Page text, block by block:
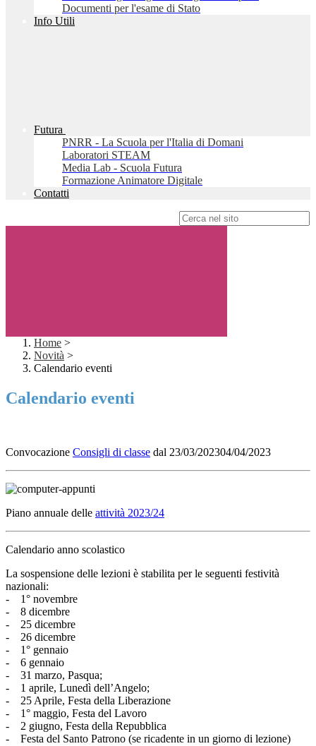
Documenti per l'esame di Stato
Info Utili
Futura
PNRR - La Scuola per l'Italia di Domani
Laboratori STEAM
Media Lab - Scuola Futura
Formazione Animatore Digitale
Contatti
Home >
Novità >
Calendario eventi
Calendario eventi
Convocazione Consigli di classe dal 23/03/202304/04/2023
Piano annuale delle attività 2023/24
Calendario anno scolastico
La sospensione delle lezioni è stabilita per le seguenti festività
nazionali:
- 1° novembre
- 8 dicembre
- 25 dicembre
- 26 dicembre
- 1° gennaio
- 6 gennaio
- 31 marzo, Pasqua;
- 1 aprile, Lunedì dell’Angelo;
- 25 Aprile, Festa della Liberazione
- 1° maggio, Festa del Lavoro
- 2 giugno, Festa della Repubblica
- Festa del Santo Patrono (se ricadente in un giorno di lezione)